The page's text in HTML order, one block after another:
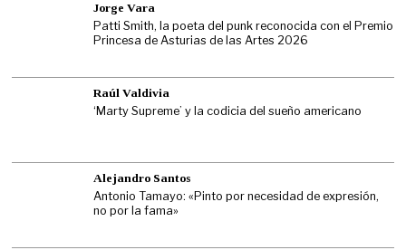
Jorge Vara
Patti Smith, la poeta del punk reconocida con el Premio
Princesa de Asturias de las Artes 2026
Raúl Valdivia
‘Marty Supreme’ y la codicia del sueño americano
Alejandro Santos
Antonio Tamayo: «Pinto por necesidad de expresión,
no por la fama»